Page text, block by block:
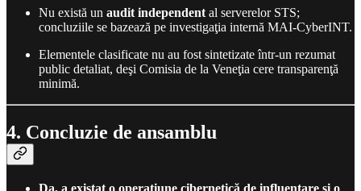
Nu există un audit independent al serverelor STS;
concluziile se bazează pe investigaţia internă MAI-CyberINT.
Elementele clasificate nu au fost sintetizate într-un rezumat
public detaliat, deşi Comisia de la Veneţia cere transparenţă
minimă.
4. Concluzie de ansamblu
Da, a existat o operaţiune cibernetică de influenţare şi o